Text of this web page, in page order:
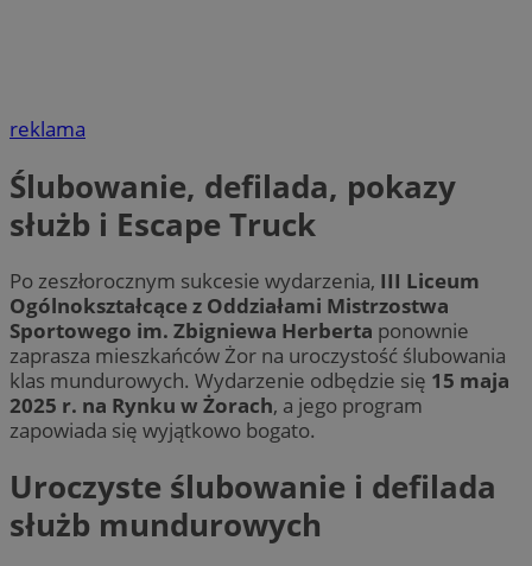
reklama
Ślubowanie, defilada, pokazy
służb i Escape Truck
Po zeszłorocznym sukcesie wydarzenia, III Liceum
Ogólnokształcące z Oddziałami Mistrzostwa
Sportowego im. Zbigniewa Herberta ponownie
zaprasza mieszkańców Żor na uroczystość ślubowania
klas mundurowych. Wydarzenie odbędzie się 15 maja
2025 r. na Rynku w Żorach, a jego program
zapowiada się wyjątkowo bogato.
Uroczyste ślubowanie i defilada
służb mundurowych